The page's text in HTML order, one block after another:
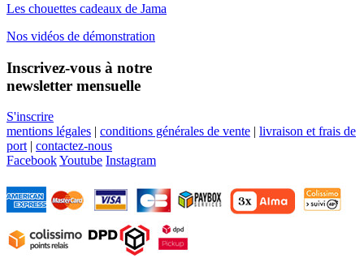
Les chouettes cadeaux de Jama
Nos vidéos de démonstration
Inscrivez-vous à notre
newsletter mensuelle
S'inscrire
mentions légales | conditions générales de vente | livraison et frais de
port | contactez-nous
FacebookYoutube Instagram